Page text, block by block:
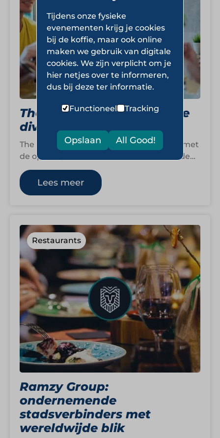
The Breda Group: culinaire
diversiteit in Amsterdam
The Breda Group werd in 2015 opgericht met
de opening van Restaurant BREDA aan de
Singel in hartje Amsterdam. Het…
Lees meer
Restaurants
Ramzy Group:
ondernemende
stadsverbinders met
wereldwijde blik
Tijdens onze fysieke
evenementen krijg je cookies
bij de koffie, maar ook online
maken we gebruik van digitale
cookies. We zijn verplicht om je
hier netjes over te informeren,
dus bij deze ter informatie.
Functioneel Tracking
Opslaan All Good!